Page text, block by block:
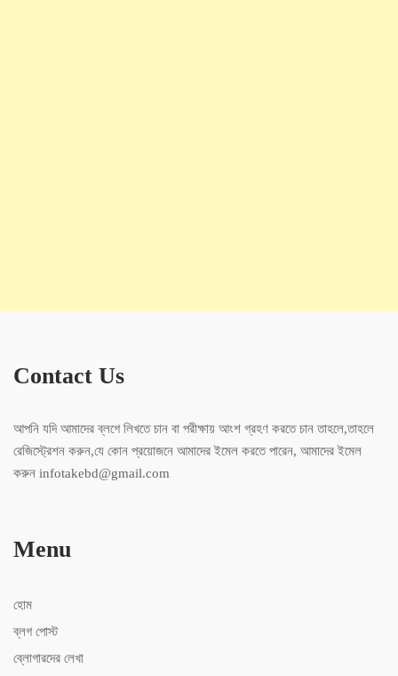
Contact Us
আপনি যদি আমাদের ব্লগে লিখতে চান বা পরীক্ষায় আংশ গ্রহণ করতে চান তাহলে,তাহলে
রেজিস্ট্রেশন করুন,যে কোন প্রয়োজনে আমাদের ইমেল করতে পারেন, আমাদের ইমেল
করুন infotakebd@gmail.com
Menu
হোম
ব্লগ পোস্ট
ব্লোগারদের লেখা